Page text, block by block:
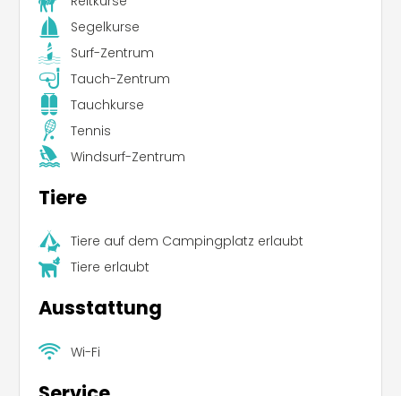
Segelkurse
Surf-Zentrum
Tauch-Zentrum
Tauchkurse
Tennis
Windsurf-Zentrum
Tiere
Tiere auf dem Campingplatz erlaubt
Tiere erlaubt
Ausstattung
Wi-Fi